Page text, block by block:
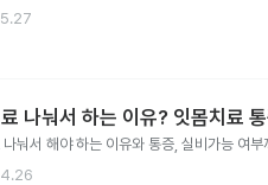
나눠서 하는 이유? 잇몸치료
나눠서 해야 하는 이유와 통증, 실비가능 여